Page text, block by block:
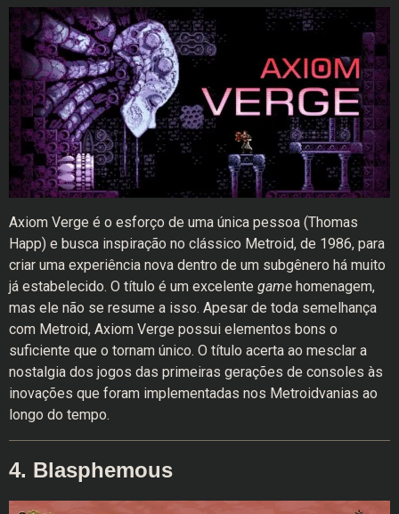
Axiom Verge é o esforço de uma única pessoa (Thomas
Happ) e busca inspiração no clássico Metroid, de 1986, para
criar uma experiência nova dentro de um subgênero há muito
já estabelecido. O título é um excelente game homenagem,
mas ele não se resume a isso. Apesar de toda semelhança
com Metroid, Axiom Verge possui elementos bons o
suficiente que o tornam único. O título acerta ao mesclar a
nostalgia dos jogos das primeiras gerações de consoles às
inovações que foram implementadas nos Metroidvanias ao
longo do tempo.
4. Blasphemous